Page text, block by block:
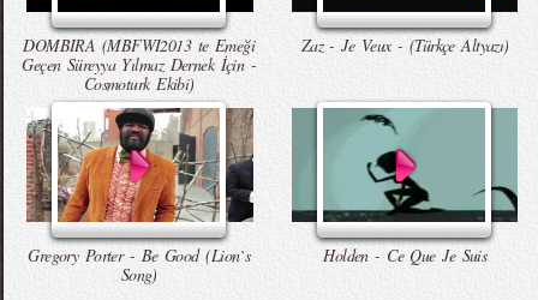
DOMBIRA (MBFWI2013 te Emeği
Geçen Süreyya Yılmaz Dernek İçin -
Cosmoturk Ekibi)
Zaz - Je Veux - (Türkçe Altyazı)
Gregory Porter - Be Good (Lion`s
Song)
Holden - Ce Que Je Suis